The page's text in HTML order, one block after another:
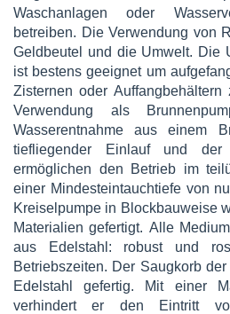
Waschanlagen oder
betreiben. Die Verwendung von
Geldbeutel und die Umwelt. Die
ist bestens geeignet um
Zisternen oder
Verwendung als
Wasserentnahme aus einem
tiefliegender Einlauf und der
ermöglichen den Betrieb im
einer Mindesteintauchtiefe von
Kreiselpumpe in Blockbauweise
Materialien gefertigt. Alle
aus Edelstahl: robust und
Betriebszeiten. Der Saugkorb
Edelstahl gefertig. Mit einer
verhindert er den Eintritt